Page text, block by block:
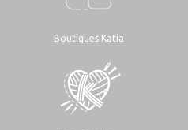
Boutiques Katia